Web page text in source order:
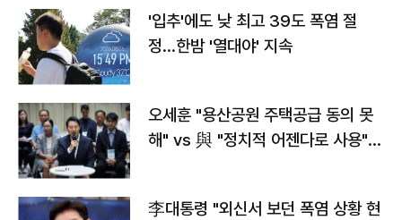
'입추'에도 낮 최고 39도 폭염 절
정…한밤 '열대야' 지속
오세훈 "용산공원 주택공급 동의 못
해" vs 與 "정치적 어젠다로 사용"
李대통령 "외신서 보던 폭염 상황 현